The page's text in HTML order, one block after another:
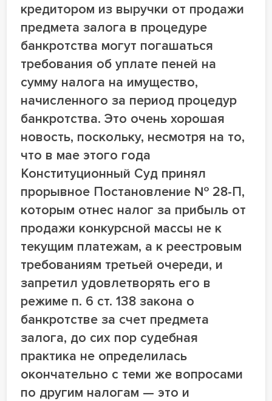
кредитором из выручки от продажи
предмета залога в процедуре
банкротства могут погашаться
требования об уплате пеней на
сумму налога на имущество,
начисленного за период процедур
банкротства. Это очень хорошая
новость, поскольку, несмотря на то,
что в мае этого года
Конституционный Суд принял
прорывное Постановление № 28-П,
которым отнес налог за прибыль от
продажи конкурсной массы не к
текущим платежам, а к реестровым
требованиям третьей очереди, и
запретил удовлетворять его в
режиме п. 6 ст. 138 закона о
банкротстве за счет предмета
залога, до сих пор судебная
практика не определилась
окончательно с теми же вопросами
по другим налогам — это и